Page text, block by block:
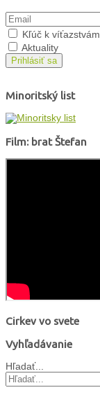
Kľúč k víťazstvám
Aktuality
Prihlásiť sa
Minoritský list
Film: brat Štefan
Cirkev vo svete
Vyhľadávanie
Hľadať...